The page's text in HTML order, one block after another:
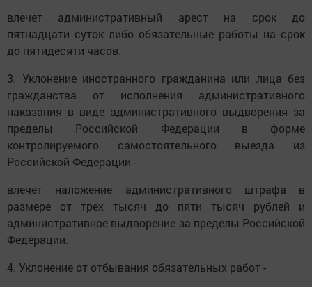
влечет административный арест на срок до
пятнадцати суток либо обязательные работы на срок
до пятидесяти часов.
3. Уклонение иностранного гражданина или лица без
гражданства от исполнения административного
наказания в виде административного выдворения за
пределы Российской Федерации в форме
контролируемого самостоятельного выезда из
Российской Федерации -
влечет наложение административного штрафа в
размере от трех тысяч до пяти тысяч рублей и
административное выдворение за пределы Российской
Федерации.
4. Уклонение от отбывания обязательных работ -